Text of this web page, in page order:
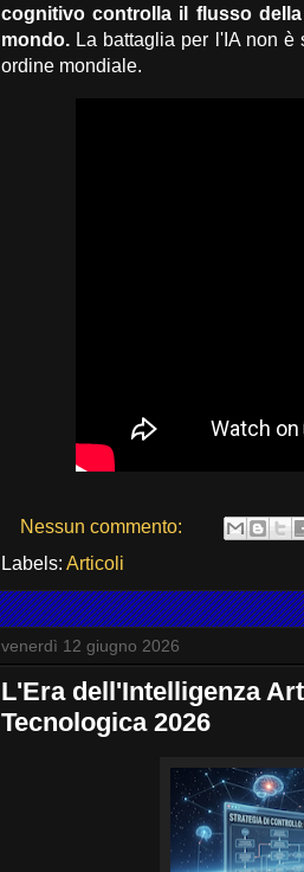
cognitivo controlla il flusso
mondo. La battaglia per l'IA non
ordine mondiale.
Nessun commento:
Labels: Articoli
venerdì 12 giugno 2026
L'Era dell'Intelligenza
Tecnologica 2026